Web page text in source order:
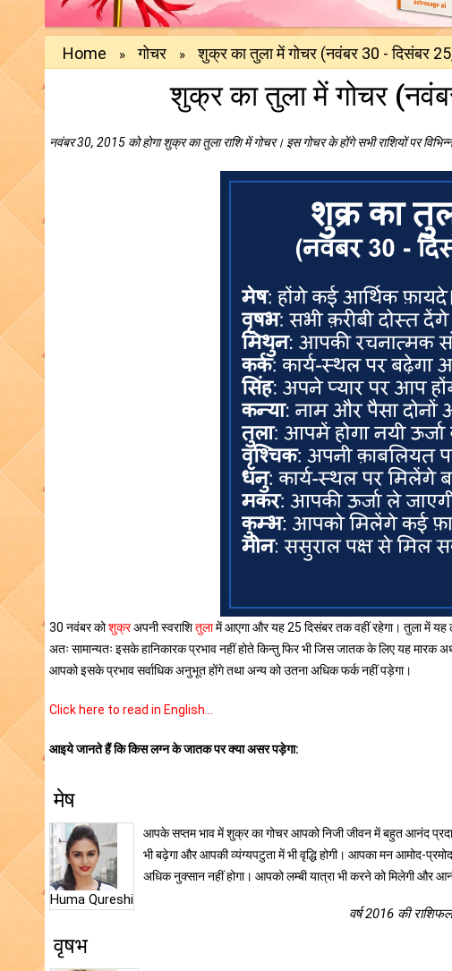
Home » गोचर » शुक्र का तुला में गोचर (नवंबर 30 - दिसंबर
शुक्र का तुला में गोचर
नवंबर 30, 2015 को होगा शुक्र का तुला राशि में गोचर। इस गोचर के होंगे सभी राशियों पर
30 नवंबर कोशुक्रअपनी स्वराशितुलामें आएगा और यह 25 दिसंबर तक वहीं रहेगा। तुला में यह
अतः सामान्यतः इसके हानिकारक प्रभाव नहीं होते किन्तु फिर भी जिस जातक के लिए यह
आपको इसके प्रभाव सर्वाधिक अनुभूत होंगे तथा अन्य को उतना अधिक फर्क नहीं पड़ेगा।
Click here to read in English…
आइये जानते हैं कि किस लग्न के जातक पर क्या असर पड़ेगा:
मेष
Huma Qureshi
आपके सप्तम भाव में शुक्र का गोचर आपको निजी जीवन में बहुत आनंद
भी बढ़ेगा और आपकी व्यंग्यपटुता में भी वृद्धि होगी। आपका मन आमोद-
अधिक नुक्सान नहीं होगा। आपको लम्बी यात्रा भी करने को मिलेगी और
वर्ष 2016 की
वृषभ